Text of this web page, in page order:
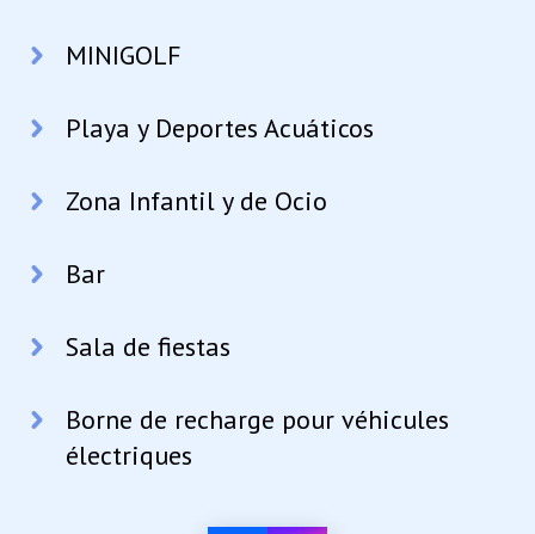
MINIGOLF
Playa y Deportes Acuáticos
Zona Infantil y de Ocio
Bar
Sala de fiestas
Borne de recharge pour véhicules
électriques